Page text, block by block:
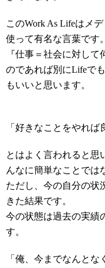
このWork As Lifeはメ
使って有名な言葉です。
『仕事＝社会に対して
のであれば別にLifeで
もいいと思います。
「好きなことをやれば
とはよく言われると思
んなに簡単なことでは
ただし、今の自分の状
きた結果です。
今の状態は過去の実績
す。
「俺、今までなんと